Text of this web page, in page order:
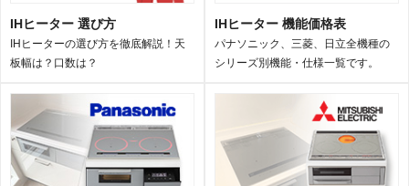
IHヒーター 選び方
IHヒーターの選び方を徹底解説！天
板幅は？口数は？
IHヒーター 機能価格表
パナソニック、三菱、日立全機種の
シリーズ別機能・仕様一覧です。